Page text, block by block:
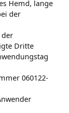
Hemd, lange
der
der
Dritte
060122-